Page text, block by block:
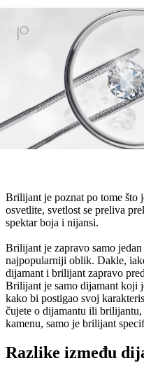
Brilijant je poznat po tome što
osvetlite, svetlost se preliva
spektar boja i nijansi.
Brilijant je zapravo samo
najpopularniji oblik. Dakle,
dijamant i brilijant zapravo
Brilijant je samo dijamant koji
kako bi postigao svoj
čujete o dijamantu ili
kamenu, samo je brilijant
Razlike između